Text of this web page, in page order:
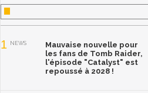
1 NEWS
Mauvaise nouvelle pour
les fans de Tomb Raider,
l'épisode "Catalyst" est
repoussé à 2028 !